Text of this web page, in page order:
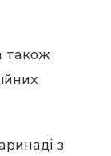
також
з